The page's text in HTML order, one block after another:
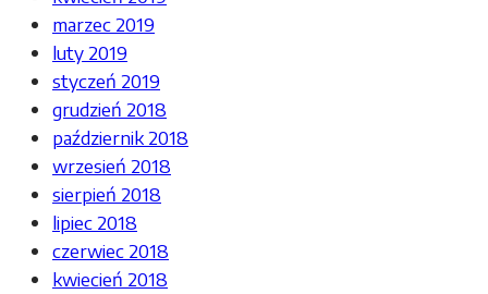
marzec 2019
luty 2019
styczeń 2019
grudzień 2018
październik 2018
wrzesień 2018
sierpień 2018
lipiec 2018
czerwiec 2018
kwiecień 2018